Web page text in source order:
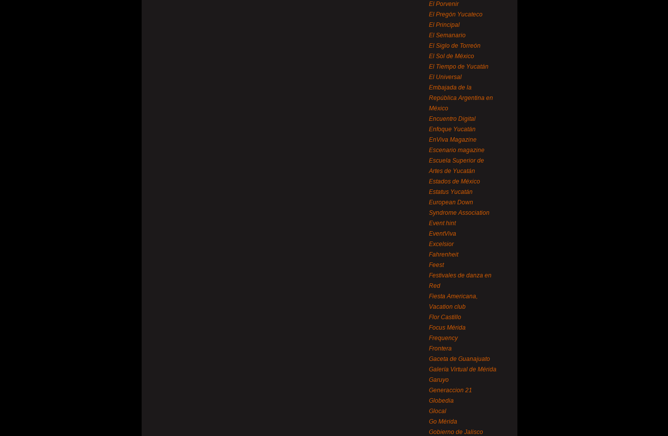
El Porvenir
El Pregón Yucateco
El Principal
El Semanario
El Siglo de Torreón
El Sol de México
El Tiempo de Yucatán
El Universal
Embajada de la
República Argentina en
México
Encuentro Digital
Enfoque Yucatán
EnViva Magazine
Escenario magazine
Escuela Superior de
Artes de Yucatán
Estados de México
Estatus Yucatán
European Down
Syndrome Association
Event hint
EventViva
Excelsior
Fahrenheit
Feest
Festivales de danza en
Red
Fiesta Americana,
Vacation club
Flor Castillo
Focus Mérida
Frequency
Frontera
Gaceta de Guanajuato
Galería Virtual de Mérida
Garuyo
Generaccion 21
Globedia
Glocal
Go Mérida
Gobierno de Jalisco